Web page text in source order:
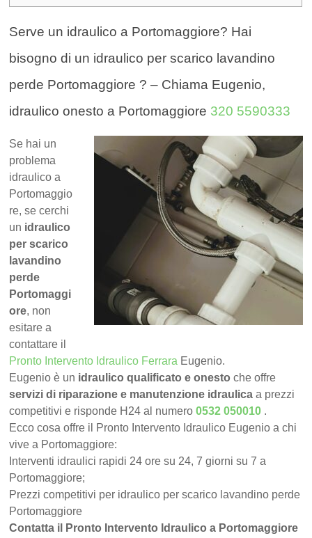
Serve un idraulico a Portomaggiore? Hai
bisogno di un idraulico per scarico lavandino
perde Portomaggiore ? – Chiama Eugenio,
idraulico onesto a Portomaggiore 320 5590333
Se hai un
problema
idraulico a
Portomaggio
re, se cerchi
un idraulico
per scarico
lavandino
perde
Portomaggi
ore, non
esitare a
contattare il
Pronto Intervento Idraulico Ferrara Eugenio.
Eugenio è un idraulico qualificato e onesto che offre
servizi di riparazione e manutenzione idraulica a prezzi
competitivi e risponde H24 al numero0532 050010 .
Ecco cosa offre il Pronto Intervento Idraulico Eugenio a chi
vive a Portomaggiore:
Interventi idraulici rapidi 24 ore su 24, 7 giorni su 7 a
Portomaggiore;
Prezzi competitivi per idraulico per scarico lavandino perde
Portomaggiore
Contatta il Pronto Intervento Idraulico a Portomaggiore